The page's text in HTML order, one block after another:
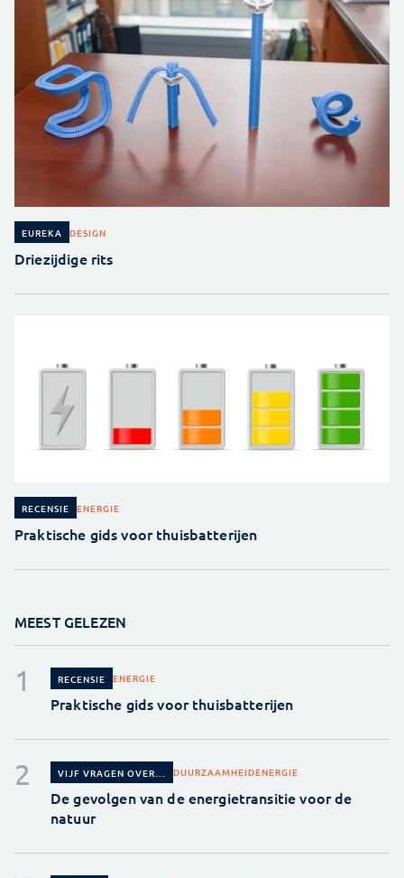
EUREKA DESIGN
Driezijdige rits
RECENSIE ENERGIE
Praktische gids voor thuisbatterijen
MEEST GELEZEN
RECENSIE ENERGIE
Praktische gids voor thuisbatterijen
VIJF VRAGEN OVER... DUURZAAMHEIDENERGIE
De gevolgen van de energietransitie voor de
natuur